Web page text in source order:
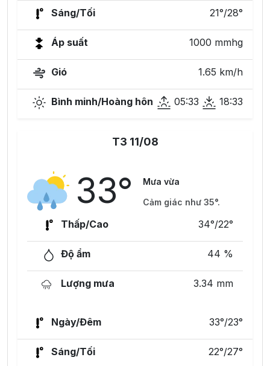
Sáng/Tối 21°/28°
Áp suất 1000 mmhg
Gió 1.65 km/h
Bình minh/Hoàng hôn 05:33 18:33
T3 11/08
33°
Mưa vừa
Cảm giác như 35°.
Thấp/Cao 34°/22°
Độ ẩm 44 %
Lượng mưa 3.34 mm
Ngày/Đêm 33°/23°
Sáng/Tối 22°/27°